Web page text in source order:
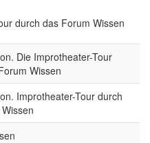
durch das Forum Wissen
Die Improtheater-Tour
Wissen
Improtheater-Tour durch